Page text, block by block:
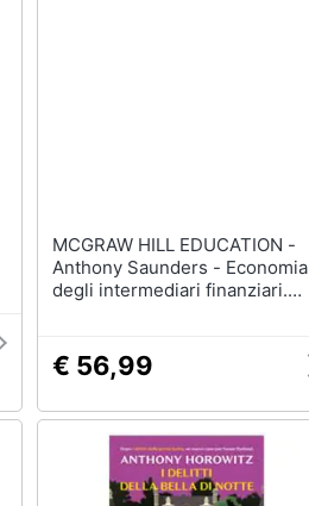
MCGRAW HILL EDUCATION -
Anthony Saunders - Economia
degli intermediari finanziari.
€ 56,99